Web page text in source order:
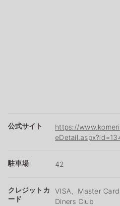
公式サイト
https://
駐車場 42
クレジットカ
ード
VISA、Master Card
Diners Club